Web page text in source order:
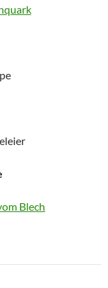
Blech